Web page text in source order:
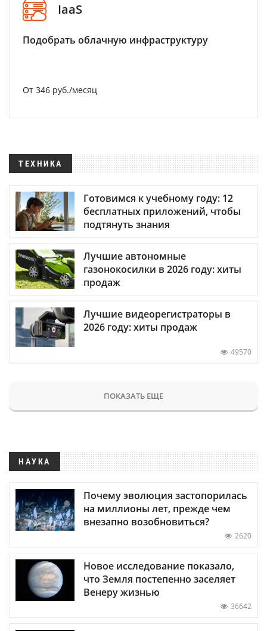
IaaS
Подобрать облачную инфраструктуру
От 346 руб./месяц
ТЕХНИКА
Готовимся к учебному году: 12
бесплатных приложений, чтобы
подтянуть знания
Лучшие автономные
газонокосилки в 2026 году: хиты
продаж
Лучшие видеорегистраторы в
2026 году: хиты продаж
49570
ПОКАЗАТЬ ЕЩЕ
НАУКА
Почему эволюция застопорилась
на миллионы лет, прежде чем
внезапно возобновиться?
2620
Новое исследование показало,
что Земля постепенно заселяет
Венеру жизнью
36642